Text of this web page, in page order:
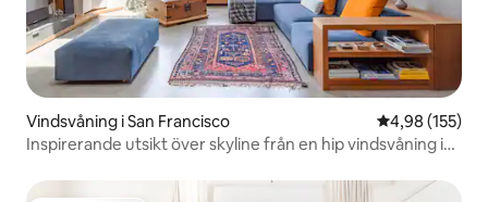
Vindsvåning i San Francisco 4,98 av 5 i
4,98 (155)
Inspirerande utsikt över skyline från en hip vindsvåning i